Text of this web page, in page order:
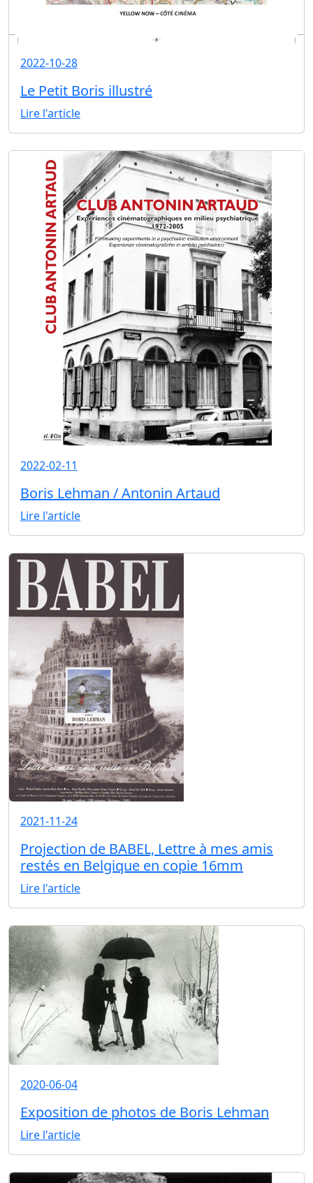
2022-10-28
Le Petit Boris illustré
Lire l'article
2022-02-11
Boris Lehman / Antonin Artaud
Lire l'article
2021-11-24
Projection de BABEL, Lettre à mes amis
restés en Belgique en copie 16mm
Lire l'article
2020-06-04
Exposition de photos de Boris Lehman
Lire l'article